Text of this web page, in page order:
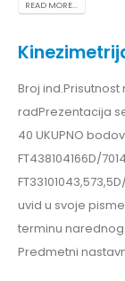
READ MORE...
Broj
radPrezentacija
40 UKUPNO
FT438104166D/
uvid u svoje
terminu
Predmetni